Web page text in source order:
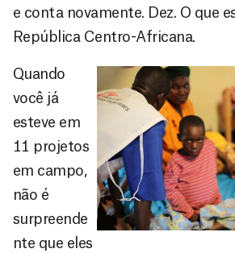
e conta novamente. Dez. O que
República Centro-Africana.
Quando
você já
esteve em
11 projetos
em campo,
não é
surpreende
nte que eles